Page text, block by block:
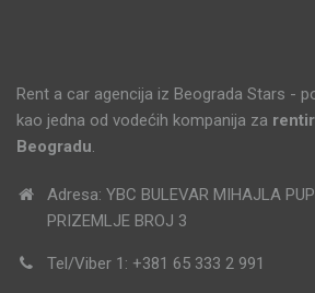
Rent a car agencija iz Beograda Stars -
kao jedna od vodećih kompanija za
Beogradu.
Adresa: YBC BULEVAR MIHAJLA
PRIZEMLJE BROJ 3
Tel/Viber 1: +381 65 333 2 991